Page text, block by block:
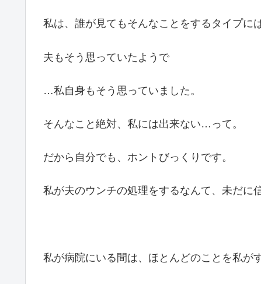
私は、誰が見てもそんなことをするタイプに
夫もそう思っていたようで
…私自身もそう思っていました。
そんなこと絶対、私には出来ない…って。
だから自分でも、ホントびっくりです。
私が夫のウンチの処理をするなんて、未だに
私が病院にいる間は、ほとんどのことを私が